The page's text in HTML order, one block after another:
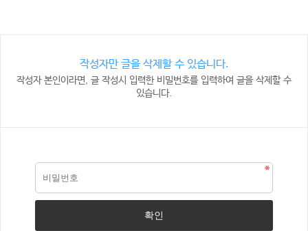
작성자만 글을 삭제할 수 있습니다.
작성자 본인이라면, 글 작성시 입력한 비밀번호를 입력하여 글을 삭제할 수
있습니다.